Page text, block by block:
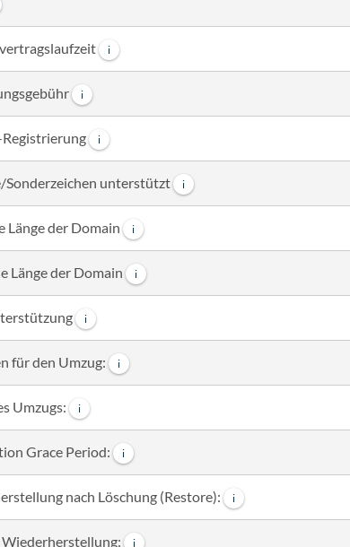
i
i
i
Sonderzeichen unterstützt i
Länge der Domain i
Länge der Domain i
i
für den Umzug: i
Umzugs: i
Grace Period: i
nach Löschung (Restore): i
Wiederherstellung: i